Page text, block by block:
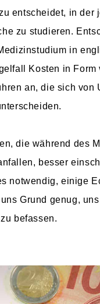
entscheidet, in der
zu studieren.
in
Kosten in Form
an, die sich von
die während des
besser
notwendig, einige
Grund genug,
befassen.